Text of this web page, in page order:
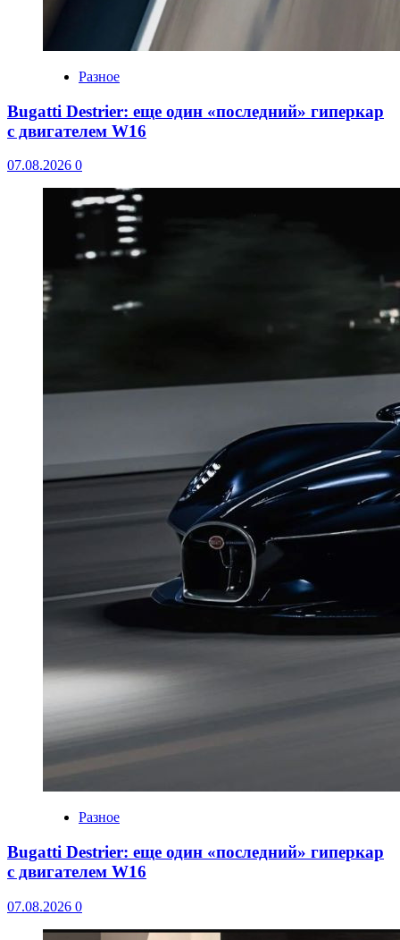
Разное
Bugatti Destrier: еще один «последний» гиперкар
с двигателем W16
07.08.2026 0
Разное
Bugatti Destrier: еще один «последний» гиперкар
с двигателем W16
07.08.2026 0